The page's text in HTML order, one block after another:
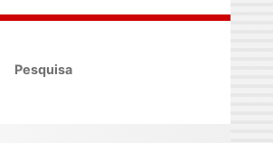
Pesquisa